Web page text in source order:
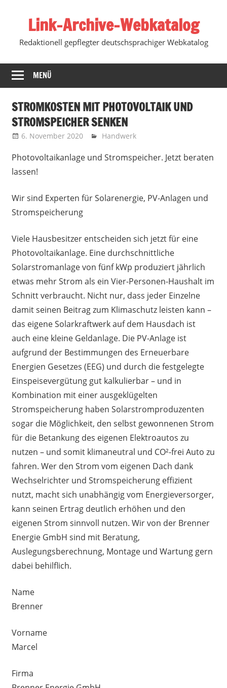
springenLink-Archive-Webkatalog
Redaktionell gepflegter deutschsprachiger Webkatalog
MENÜ
STROMKOSTEN MIT PHOTOVOLTAIK UND
STROMSPEICHER SENKEN
6. November 2020 Marko
Handwerk
Photovoltaikanlage und Stromspeicher. Jetzt beraten
lassen!
Wir sind Experten für Solarenergie, PV-Anlagen und
Stromspeicherung
Viele Hausbesitzer entscheiden sich jetzt für eine
Photovoltaikanlage. Eine durchschnittliche
Solarstromanlage von fünf kWp produziert jährlich
etwas mehr Strom als ein Vier-Personen-Haushalt im
Schnitt verbraucht. Nicht nur, dass jeder Einzelne
damit seinen Beitrag zum Klimaschutz leisten kann –
das eigene Solarkraftwerk auf dem Hausdach ist
auch eine kleine Geldanlage. Die PV-Anlage ist
aufgrund der Bestimmungen des Erneuerbare
Energien Gesetzes (EEG) und durch die festgelegte
Einspeisevergütung gut kalkulierbar – und in
Kombination mit einer ausgeklügelten
Stromspeicherung haben Solarstromproduzenten
sogar die Möglichkeit, den selbst gewonnenen Strom
für die Betankung des eigenen Elektroautos zu
nutzen – und somit klimaneutral und CO²-frei Auto zu
fahren. Wer den Strom vom eigenen Dach dank
Wechselrichter und Stromspeicherung effizient
nutzt, macht sich unabhängig vom Energieversorger,
kann seinen Ertrag deutlich erhöhen und den
eigenen Strom sinnvoll nutzen. Wir von der Brenner
Energie GmbH sind mit Beratung,
Auslegungsberechnung, Montage und Wartung gern
dabei behilflich.
Name
Brenner
Vorname
Marcel
Firma